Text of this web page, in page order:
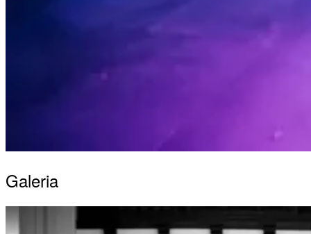
Galeria